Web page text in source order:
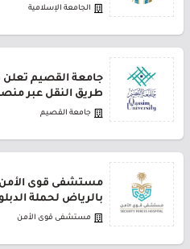
الجامعة الإسلامية
طريق النقل عبر
جامعة القصيم
مستشفى قوى الأمن
بالرياض لحملة
مستشفى قوى الأمن